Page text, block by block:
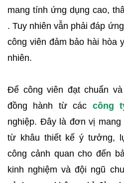
mang tính ứng dụng cao,
. Tuy nhiên vẫn phải đáp
công viên đảm bảo hài hòa
nhiên.
Để công viên đạt chuẩn
đồng hành từ các công
nghiệp. Đây là đơn vị
từ khâu thiết kế ý tưởng,
công cảnh quan cho đến
kinh nghiệm và đội ngũ